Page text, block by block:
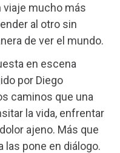
viaje mucho más
al otro sin
de ver el mundo.
en escena
por Diego
caminos que una
la vida, enfrentar
ajeno. Más que
las pone en diálogo.